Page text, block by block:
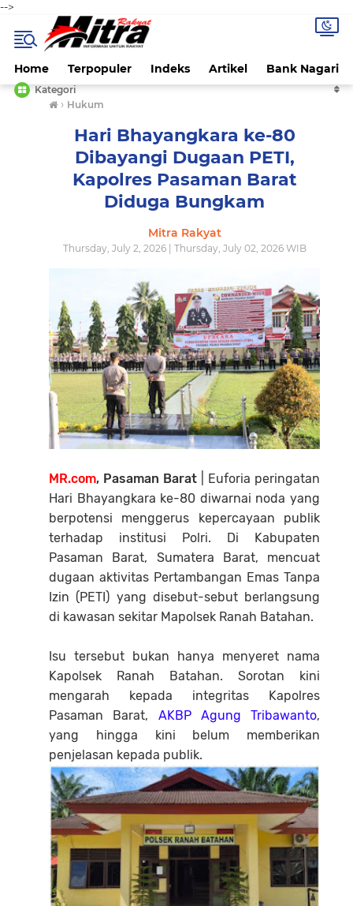
-->
Home Terpopuler Indeks Artikel Bank Nagari
Kategori
› Hukum
Hari Bhayangkara ke-80
Dibayangi Dugaan PETI,
Kapolres Pasaman Barat
Diduga Bungkam
Mitra Rakyat
Thursday, July 2, 2026 | Thursday, July 02, 2026 WIB
MR.com, Pasaman Barat | Euforia peringatan
Hari Bhayangkara ke-80 diwarnai noda yang
berpotensi menggerus kepercayaan publik
terhadap institusi Polri. Di Kabupaten
Pasaman Barat, Sumatera Barat, mencuat
dugaan aktivitas Pertambangan Emas Tanpa
Izin (PETI) yang disebut-sebut berlangsung
di kawasan sekitar Mapolsek Ranah Batahan.
Isu tersebut bukan hanya menyeret nama
Kapolsek Ranah Batahan. Sorotan kini
mengarah kepada integritas Kapolres
Pasaman Barat, AKBP Agung Tribawanto,
yang hingga kini belum memberikan
penjelasan kepada publik.